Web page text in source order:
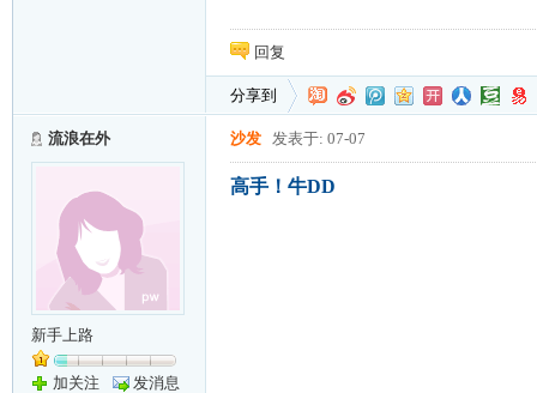
回复
分享到
流浪在外
新手上路
加关注 发消息
沙发 发表于: 07-07
高手！牛DD